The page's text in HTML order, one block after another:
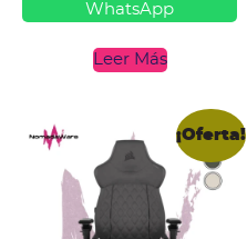
WhatsApp
Leer Más
¡Oferta!